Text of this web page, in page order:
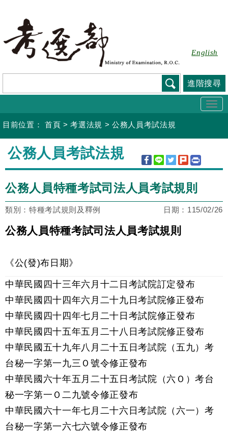
要
容
English
進階搜尋
目前位置： 首頁 >考選法規 >公務人員考試法規
:::
公務人員考試法規
公務人員特種考試司法人員考試規則
類別：特種考試規則及釋例 日期： 115/02/26
公務人員特種考試司法人員考試規則
《公(發)布日期》
中華民國四十三年六月十二日考試院訂定發布
中華民國四十四年六月二十九日考試院修正發布
中華民國四十四年七月二十日考試院修正發布
中華民國四十五年五月二十八日考試院修正發布
中華民國五十九年八月二十五日考試院（五九）考
台秘一字第一九三Ｏ號令修正發布
中華民國六十年五月二十五日考試院（六Ｏ）考台
秘一字第一Ｏ二九號令修正發布
中華民國六十一年七月二十六日考試院（六一）考
台秘一字第一六七六號令修正發布